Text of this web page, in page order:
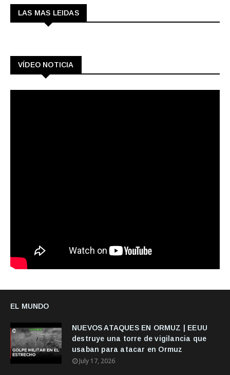
LAS MAS LEIDAS
VÍDEO NOTICIA
EL MUNDO
NUEVOS ATAQUES EN ORMUZ | EEUU
destruye una torre de vigilancia que
usaban para atacar en Ormuz
July 17, 2026